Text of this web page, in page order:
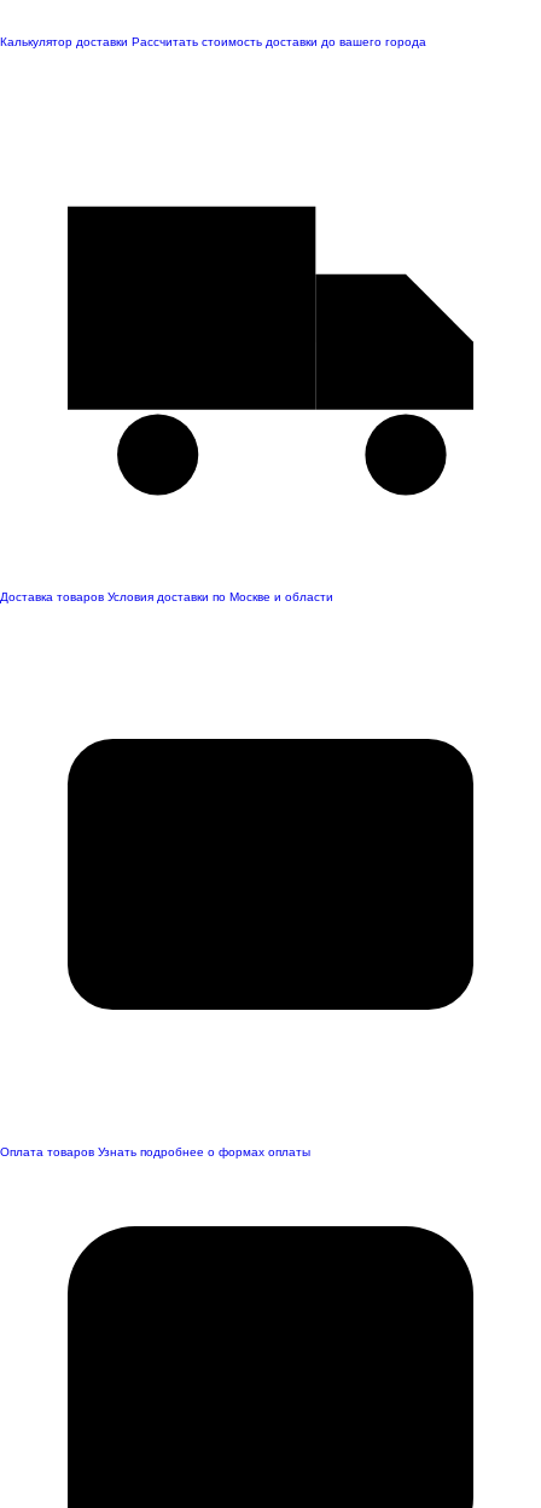
Калькулятор доставки Рассчитать стоимость доставки до вашего города
Доставка товаров Условия доставки по Москве и области
Оплата товаров Узнать подробнее о формах оплаты